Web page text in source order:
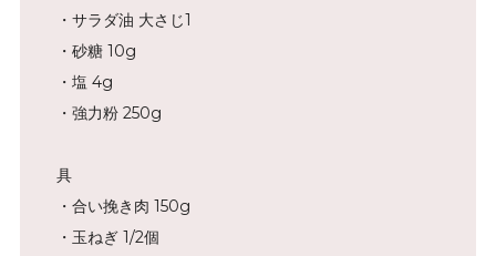
・サラダ油 大さじ1
・砂糖 10g
・塩 4g
・強力粉 250g
具
・合い挽き肉 150g
・玉ねぎ 1/2個